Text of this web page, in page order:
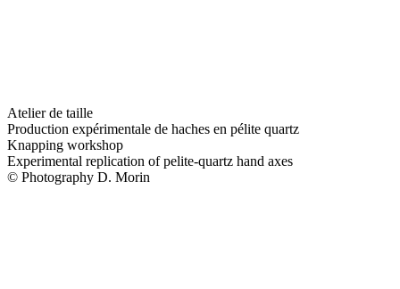
Atelier de taille
Production expérimentale de haches en pélite quartz
Knapping workshop
Experimental replication of pelite-quartz hand axes
© Photography D. Morin